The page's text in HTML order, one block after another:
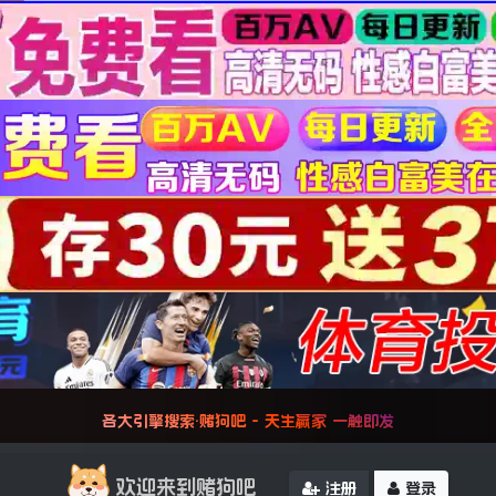
各大引擎搜索·赌狗吧 - 天生赢家 一触即发
欢迎来到赌狗吧 注册 登录